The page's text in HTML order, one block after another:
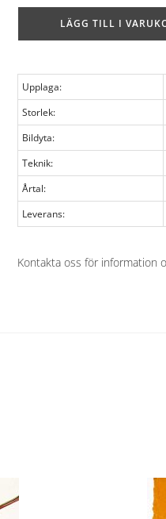
LÄGG TILL I
Upplaga:
Storlek:
Bildyta:
Teknik:
Årtal:
Leverans:
Kontakta oss för information